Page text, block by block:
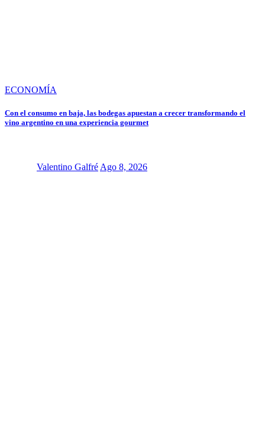
ECONOMÍA
Con el consumo en baja, las bodegas apuestan a crecer transformando el
vino argentino en una experiencia gourmet
Valentino Galfré Ago 8, 2026